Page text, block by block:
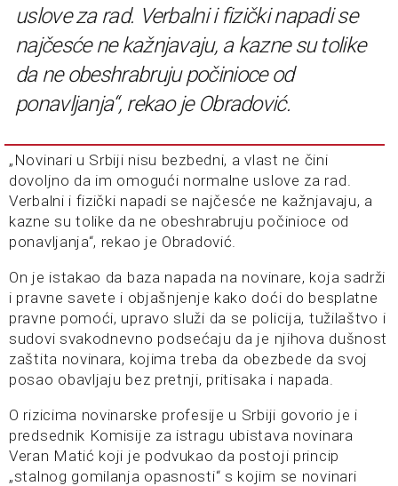
uslove za rad. Verbalni i fizički napadi se
najčesće ne kažnjavaju, a kazne su tolike
da ne obeshrabruju počinioce od
ponavljanja“, rekao je Obradović.
„Novinari u Srbiji nisu bezbedni, a vlast ne čini
dovoljno da im omogući normalne uslove za rad.
Verbalni i fizički napadi se najčesće ne kažnjavaju, a
kazne su tolike da ne obeshrabruju počinioce od
ponavljanja“, rekao je Obradović.
On je istakao da baza napada na novinare, koja sadrži
i pravne savete i objašnjenje kako doći do besplatne
pravne pomoći, upravo služi da se policija, tužilaštvo i
sudovi svakodnevno podsećaju da je njihova dušnost
zaštita novinara, kojima treba da obezbede da svoj
posao obavljaju bez pretnji, pritisaka i napada.
O rizicima novinarske profesije u Srbiji govorio je i
predsednik Komisije za istragu ubistava novinara
Veran Matić koji je podvukao da postoji princip
„stalnog gomilanja opasnosti“ s kojim se novinari